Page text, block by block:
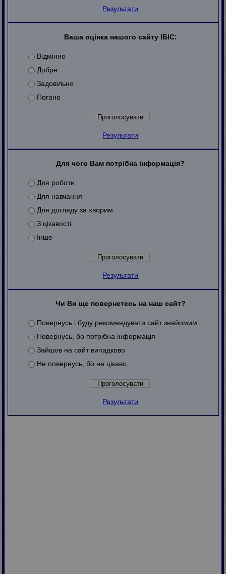
Результати
Ваша оцінка нашого сайту ІБІС:
Відмінно
Добре
Задовільно
Погано
Результати
Для чого Вам потрібна інформація?
Для роботи
Для навчання
Для догляду за хворим
З цікавості
Інше
Результати
Чи Ви ще повернетесь на наш сайт?
Повернусь і буду рекомендувати сайт знайомим
Повернусь, бо потрібна інформація
Зайшов на сайт випадково
Не повернусь, бо не цікаво
Результати